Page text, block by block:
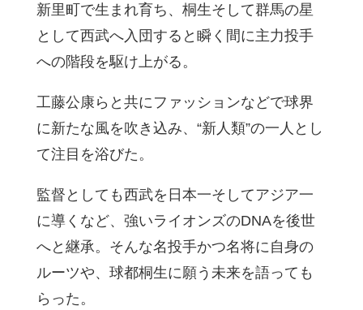
新里町で生まれ育ち、桐生そして群馬の星
として西武へ入団すると瞬く間に主力投手
への階段を駆け上がる。
工藤公康らと共にファッションなどで球界
に新たな風を吹き込み、“新人類”の一人とし
て注目を浴びた。
監督としても西武を日本一そしてアジア一
に導くなど、強いライオンズのDNAを後世
へと継承。そんな名投手かつ名将に自身の
ルーツや、球都桐生に願う未来を語っても
らった。